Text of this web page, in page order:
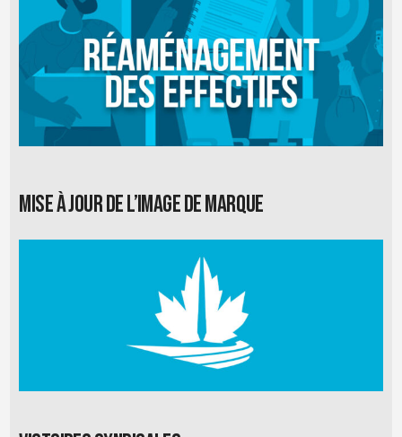
Mise à jour de l’image de marque